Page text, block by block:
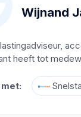
Wijnand
heeft tot